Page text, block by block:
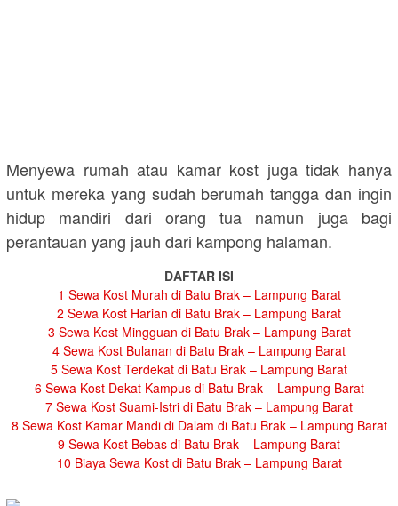
Menyewa rumah atau kamar kost juga tidak hanya
untuk mereka yang sudah berumah tangga dan ingin
hidup mandiri dari orang tua namun juga bagi
perantauan yang jauh dari kampong halaman.
DAFTAR ISI
1 Sewa Kost Murah di Batu Brak – Lampung Barat
2 Sewa Kost Harian di Batu Brak – Lampung Barat
3 Sewa Kost Mingguan di Batu Brak – Lampung Barat
4 Sewa Kost Bulanan di Batu Brak – Lampung Barat
5 Sewa Kost Terdekat di Batu Brak – Lampung Barat
6 Sewa Kost Dekat Kampus di Batu Brak – Lampung Barat
7 Sewa Kost Suami-Istri di Batu Brak – Lampung Barat
8 Sewa Kost Kamar Mandi di Dalam di Batu Brak – Lampung Barat
9 Sewa Kost Bebas di Batu Brak – Lampung Barat
10 Biaya Sewa Kost di Batu Brak – Lampung Barat